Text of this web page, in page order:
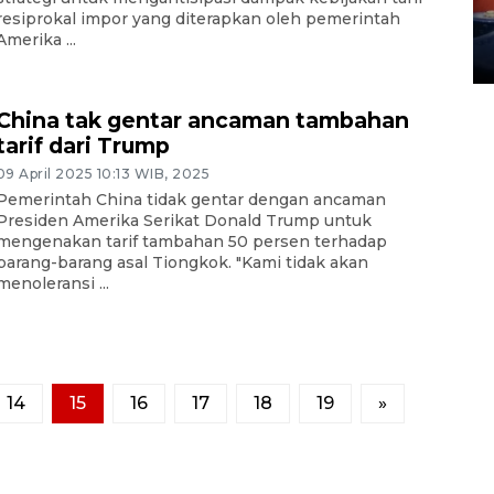
impor yang diterapkan oleh pemerintah
...
tak gentar ancaman tambahan
dari Trump
April 2025 10:13 WIB, 2025
China tidak gentar dengan ancaman
Amerika Serikat Donald Trump untuk
tarif tambahan 50 persen terhadap
barang asal Tiongkok. "Kami tidak akan
...
14 15 16 17 18 19 »
menyusut